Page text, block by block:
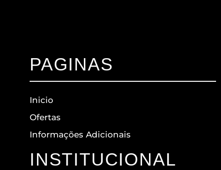
PAGINAS
Inicio
Ofertas
Informações Adicionais
INSTITUCIONAL